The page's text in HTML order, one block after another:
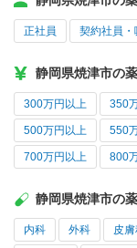
正社員 契約社員・
静岡県焼津市の
300万円以上 350
500万円以上 550
700万円以上 800
静岡県焼津市の
内科 外科 皮